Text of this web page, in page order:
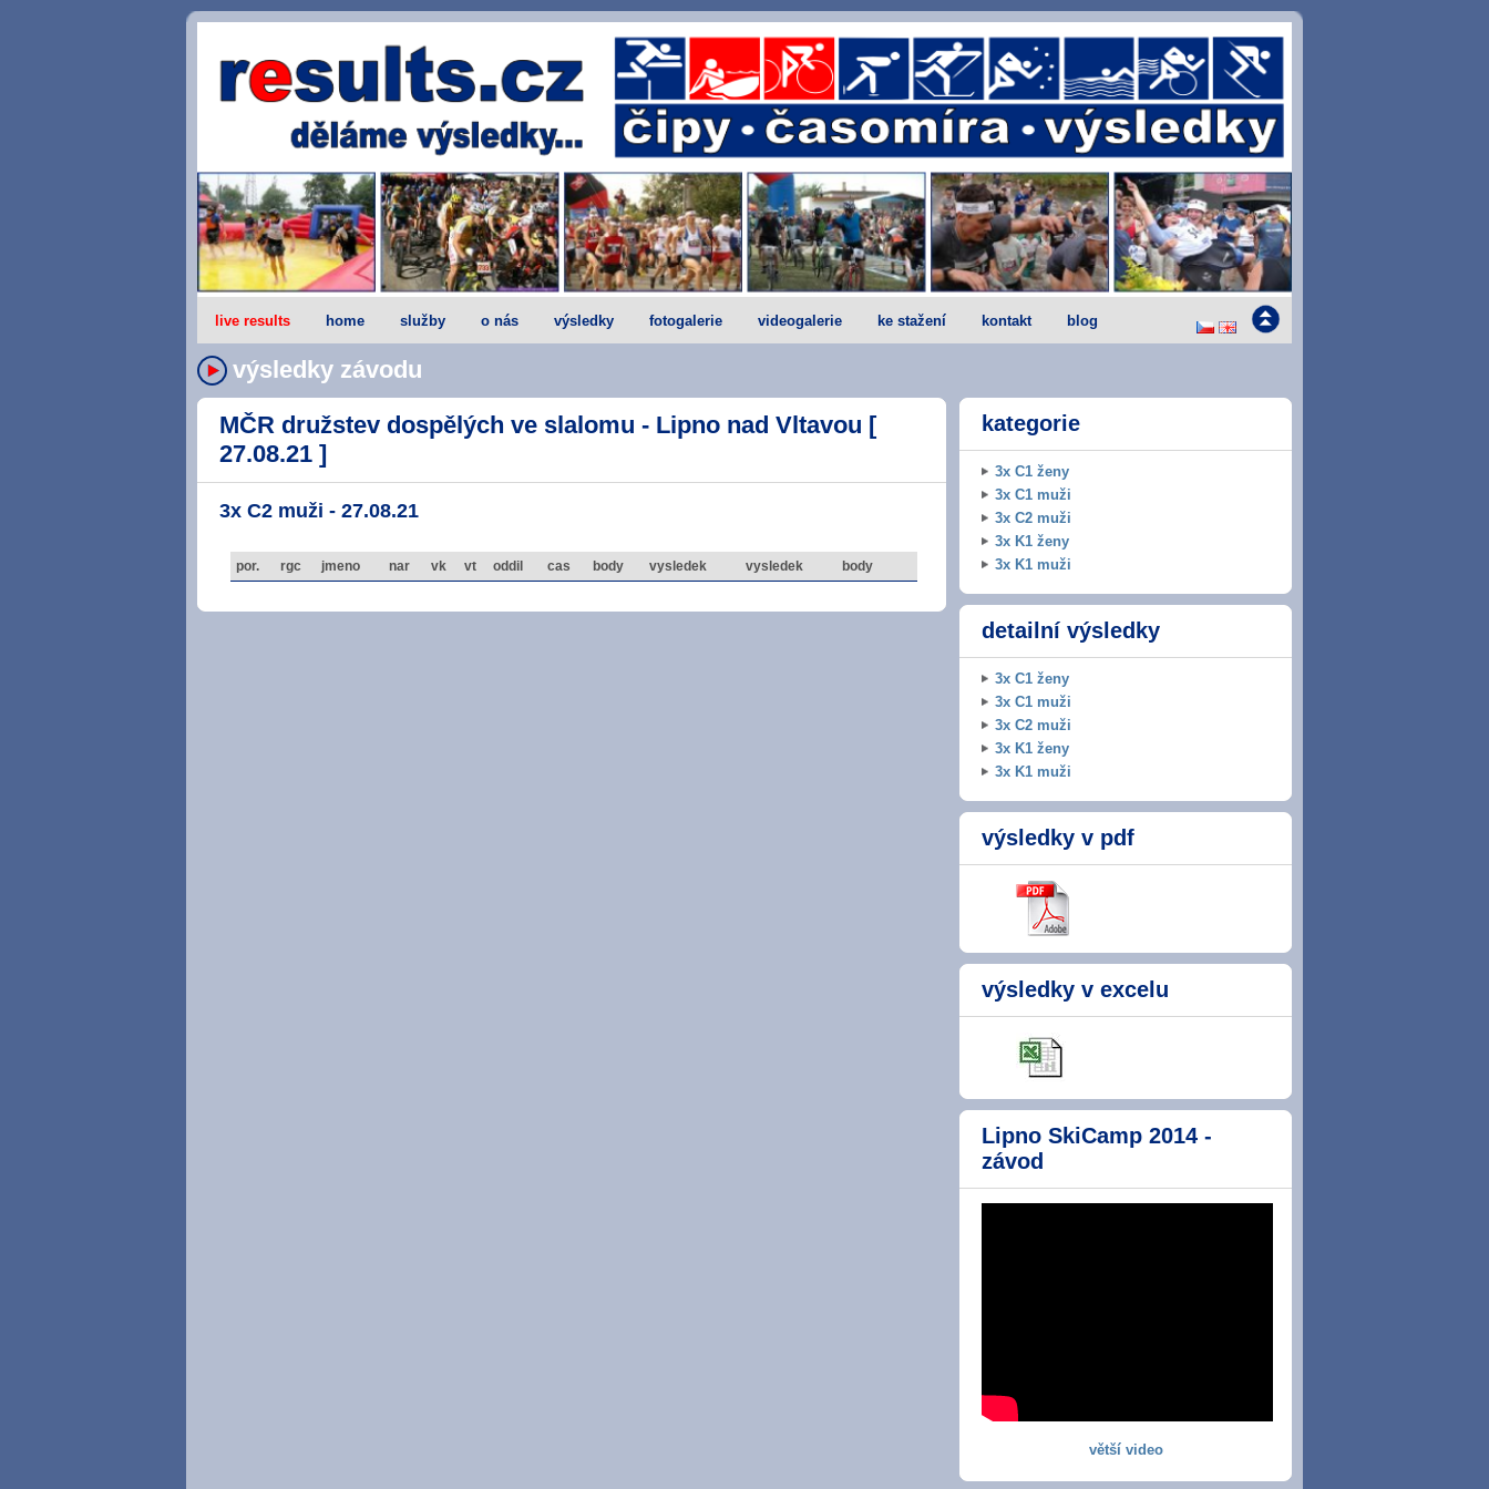
live results home služby o nás výsledky fotogalerie videogalerie ke stažení kontakt blog
výsledky závodu
MČR družstev dospělých ve slalomu - Lipno nad Vltavou [
27.08.21 ]
3x C2 muži - 27.08.21
por. rgc jmeno nar vk vt oddil cas body vysledek vysledek body
kategorie
3x C1 ženy
3x C1 muži
3x C2 muži
3x K1 ženy
3x K1 muži
detailní výsledky
3x C1 ženy
3x C1 muži
3x C2 muži
3x K1 ženy
3x K1 muži
výsledky v pdf
výsledky v excelu
Lipno SkiCamp 2014 -
závod
větší video